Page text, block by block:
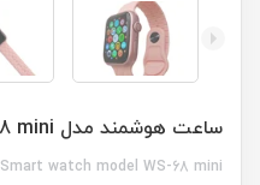
ساعت هوشمند مدل WS-68 mini
Smart watch model WS-68 mini